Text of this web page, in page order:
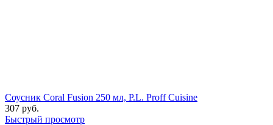
Соусник Coral Fusion 250 мл, P.L. Proff Cuisine
307 руб.
Быстрый просмотр